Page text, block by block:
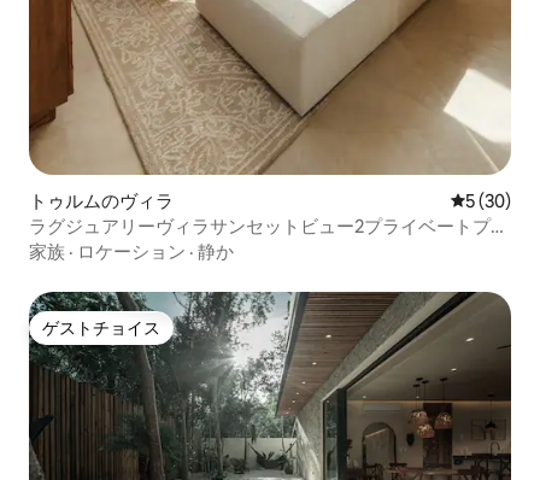
トゥルムのヴィラ レビュー
5 (30)
ラグジュアリーヴィラサンセットビュー2プライベートプー
ル（コンシェルジュ付き）
家族 · ロケーション · 静か
ゲストチョイス
ゲストチョイス